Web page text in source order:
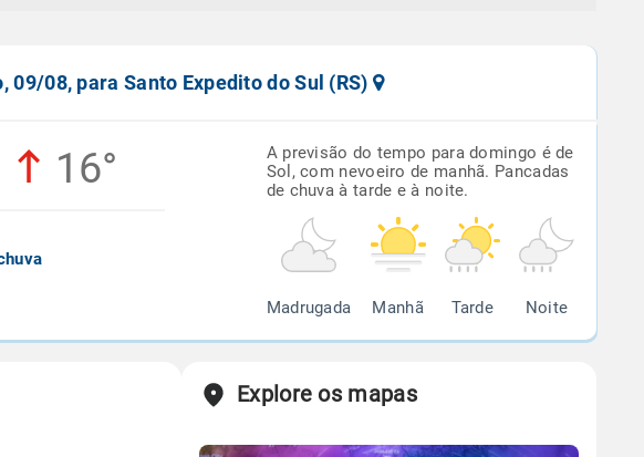
09/08, para Santo Expedito do Sul (RS)
16°
A previsão do tempo para domingo é de
Sol, com nevoeiro de manhã. Pancadas
de chuva à tarde e à noite.
Madrugada Manhã Tarde Noite
Explore os mapas